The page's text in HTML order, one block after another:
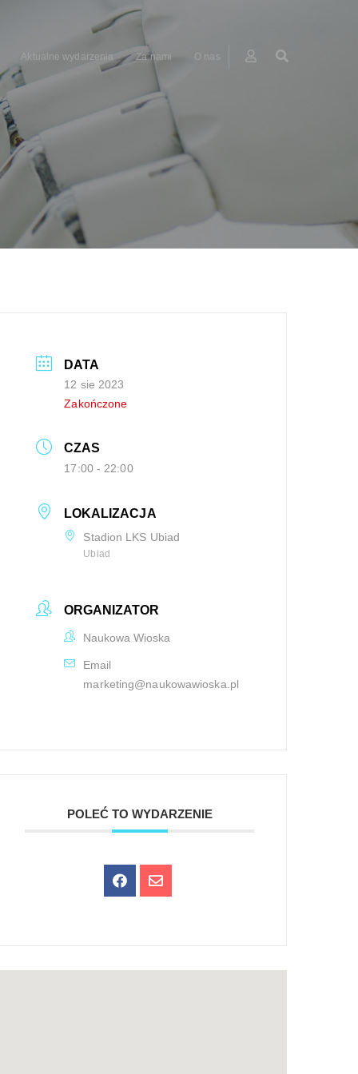
Aktualne wydarzenia Za nami O nas
DATA
12 sie 2023
Zakończone
CZAS
17:00 - 22:00
LOKALIZACJA
Stadion LKS Ubiad
Ubiad
ORGANIZATOR
Naukowa Wioska
Email
marketing@naukowawioska.pl
POLEĆ TO WYDARZENIE